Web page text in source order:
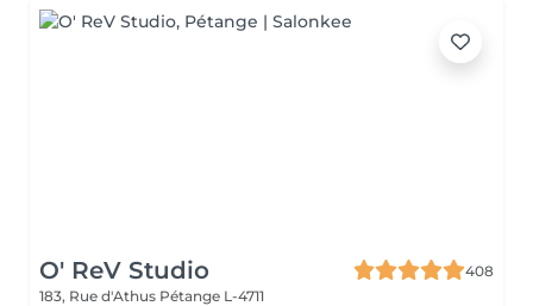
O' ReV Studio
408
183, Rue d'Athus Pétange L-4711